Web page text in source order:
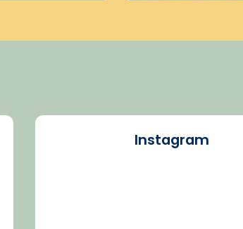
Instagram